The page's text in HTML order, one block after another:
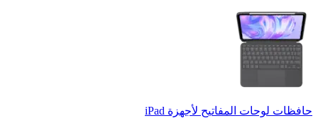
حافظات لوحات المفاتيح لأجهزة ‏iPad